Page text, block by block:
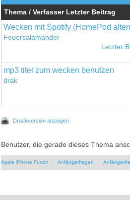
Thema / Verfasser Letzter Beitrag
Wecken mit Spotify (HomePod
Feuersalamander
Letzter
mp3 titel zum wecken benutzen
drak
Druckversion anzeigen
Benutzer, die gerade dieses Thema
Apple iPhone Forum Anfängerfragen